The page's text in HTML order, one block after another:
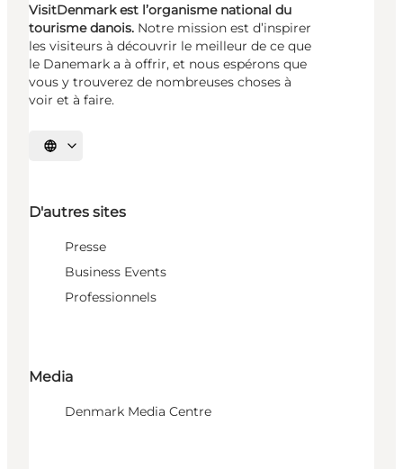
VisitDenmark est l’organisme national du
tourisme danois. Notre mission est d’inspirer
les visiteurs à découvrir le meilleur de ce que
le Danemark a à offrir, et nous espérons que
vous y trouverez de nombreuses choses à
voir et à faire.
Choisissez la langue
D'autres sites
Presse
Business Events
Professionnels
Media
Denmark Media Centre